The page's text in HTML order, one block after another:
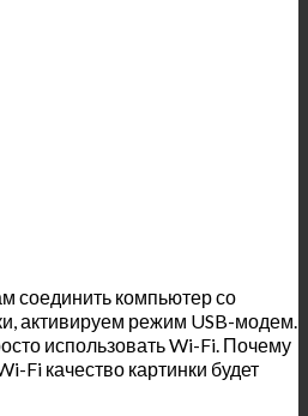
соединить компьютер со
активируем режим USB-модем.
использовать Wi-Fi. Почему
Fi качество картинки будет